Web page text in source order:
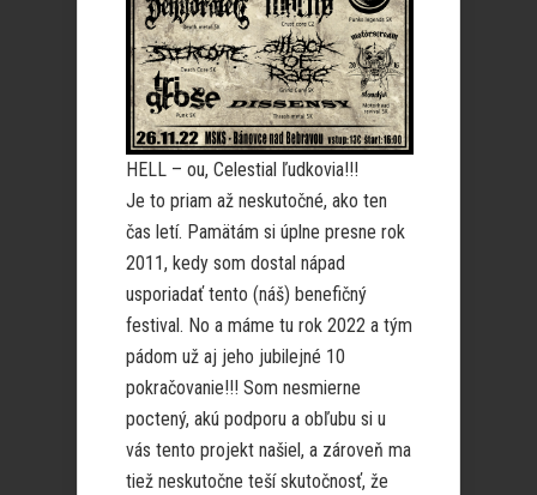
HELL – ou, Celestial ľudkovia!!!
Je to priam až neskutočné, ako ten
čas letí. Pamätám si úplne presne rok
2011, kedy som dostal nápad
usporiadať tento (náš) benefičný
festival. No a máme tu rok 2022 a tým
pádom už aj jeho jubilejné 10
pokračovanie!!! Som nesmierne
poctený, akú podporu a obľubu si u
vás tento projekt našiel, a zároveň ma
tiež neskutočne teší skutočnosť, že